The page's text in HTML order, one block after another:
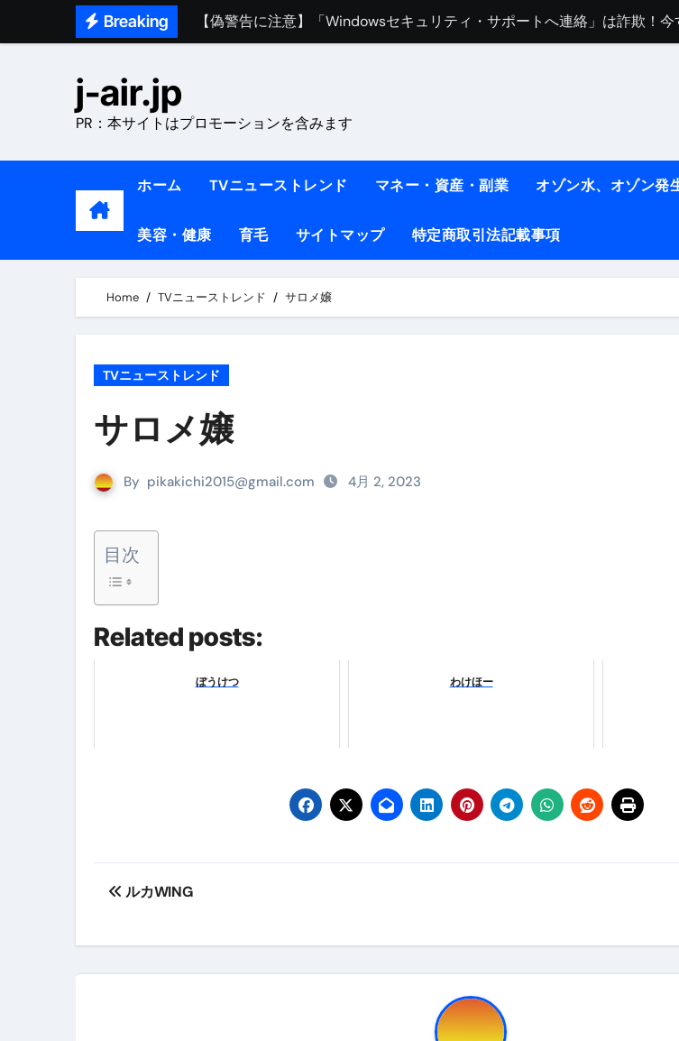
Breaking
【偽警告に注意】「Windowsセキュリティ・サポートへ連絡」は詐欺！今
1万回再生!!【更年期ダイエット】朝に食べるだけで痩せ体質になるタン
【医者が教える】本当に痩せる薬はコレ！ #医療ダイエット
中町綾が2週間で3.5kg痩せた方法 #shots
【医者が解説】食べたら痩せる食べ物7選 #ダイエット
【ダイエット迷子必見】38歳人生最後のダイエット、食事はこれからやり
【1日ダイエットルーティン】運動なしで2ヶ月で10kg減量した、私の痩せ
『葬送のフリーレン』の学び｜時間・記憶・名言・人生哲学から読み解く
リサイクル業者の無料回収・無料査定は危険？情報収集との関係と見分け
山梨県震度6弱と富士山噴火の関係｜最新観測データと前兆現象を徹底解
【輸入消費税】輸入に消費税はかかるのか？勘定科目・仕訳・申告書記載
この動画は国にすぐ消されます。これが日本が残念な国になった理由で
弁護士が教える「投資詐欺」に引っかからないための方法 #投資詐欺 #詐
【超高騰】爆上がりしたビットコインに695万円も投資してる営業39歳
j-air.jp
PR：本サイトはプロモーションを含みます
ホーム TVニューストレンド マネー・資産・副業 オゾン水、オゾン発
美容・健康 育毛 サイトマップ 特定商取引法記載事項
Home TVニューストレンド サロメ嬢
TVニューストレンド
サロメ嬢
By pikakichi2015@gmail.com 4月 2, 2023
目次
Related posts:
ぼうけつ わけほー
投
ナ
ルカWING